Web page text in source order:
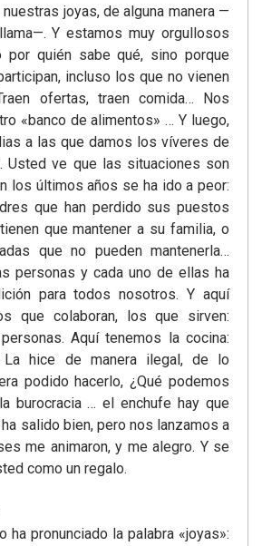
joyas, de alguna manera —
Y estamos muy orgullosos
quién sabe qué, sino porque
incluso los que no vienen
ofertas, traen comida… Nos
«banco de alimentos» … Y luego,
a las que damos los víveres de
Usted ve que las situaciones son
los últimos años se ha ido a peor:
que han perdido sus puestos
que mantener a su familia, o
que no pueden mantenerla…
personas y cada uno de ellas ha
para todos nosotros. Y aquí
que colaboran, los que sirven:
Aquí tenemos la cocina:
La hice de manera ilegal, de lo
podido hacerlo, ¿Qué podemos
burocracia … el enchufe hay que
salido bien, pero nos lanzamos a
me animaron, y me alegro. Y se
como un regalo.
ha pronunciado la palabra «joyas»: